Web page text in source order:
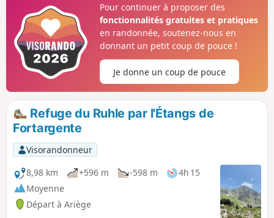
Pour continuer à proposer des
fonctionnalités gratuites et pratiques
en randonnée, soutenez-nous en
donnant un petit coup de pouce !
Je donne un coup de pouce
Refuge du Ruhle par l'Étangs de
Fortargente
Visorandonneur
8,98 km
+596 m -598 m
4h 15
Moyenne
Départ à Ariège